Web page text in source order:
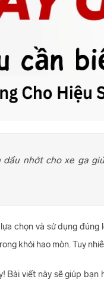
dầu nhớt cho xe ga
chọn và sử dụng
khỏi hao mòn. Tuy
Bài viết này sẽ giúp